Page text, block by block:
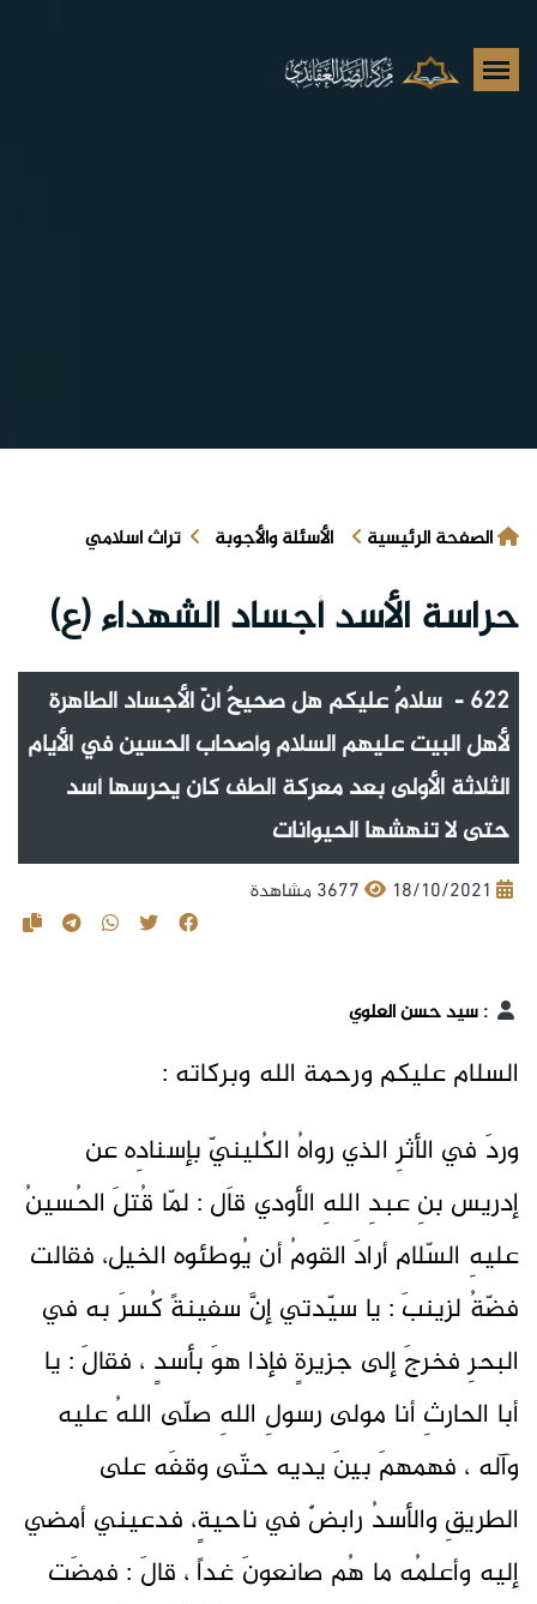
الصفحة الرئيسية الأسئلة والأجوبة تراث اسلامي
حراسة الأسد أجساد الشهداء (ع)
622 - سلامٌ عليكم هل صحيحٌ أنّ الأجساد الطاهرة
لأهل البيت عليهم السلام وأصحاب الحسين في الأيام
الثلاثة الأولى بعد معركة الطف كان يحرسها أسد
حتى لا تنهشها الحيوانات
18/10/2021 3677 مشاهدة
:سيد حسن العلوي
السلام عليكم ورحمة الله وبركاته :
وردَ في الأثرِ الذي رواهُ الكُلينيّ بإسنادِه عن
إدريس بنِ عبدِ اللهِ الأودي قاَل : لمّا قُتلَ الحُسينُ
عليهِ السّلام أرادَ القومُ أن يُوطئوه الخيل، فقالت
فضّةُ لزينبَ : يا سيّدتي إنَّ سفينةً كُسرَ به في
البحرِ فخرجَ إلى جزيرةٍ فإذا هوَ بأسدٍ ، فقالَ : يا
أبا الحارثِ أنا مولى رسولِ اللهِ صلّى اللهُ عليه
وآله ، فهمهمَ بينَ يديه حتّى وقفَه على
الطريقِ والأسدُ رابضٌ في ناحيةٍ، فدعيني أمضي
إليه وأعلمُه ما هُم صانعونَ غداً ، قالَ : فمضَت